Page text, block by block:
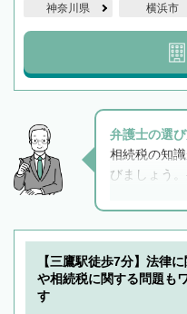
神奈川県 横浜市
弁護士の選
相続税の知
びましょう
と他士業と
解決のみな
できます。
でフィーリ
で複数の弁
【三鷹駅徒歩7分】法律
や相続税に関する問題も
す